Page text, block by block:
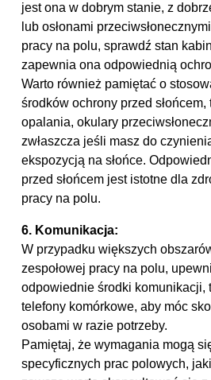
jest ona w dobrym stanie, z
lub osłonami
pracy na polu, sprawdź stan
zapewnia ona odpowiednią
Warto również pamiętać o
środków ochrony przed
opalania, okulary
zwłaszcza jeśli masz do
ekspozycją na słońce.
przed słońcem jest istotne dla
pracy na polu.
6. Komunikacja:
W przypadku większych
zespołowej pracy na polu,
odpowiednie środki komunikacji,
telefony komórkowe, aby móc
osobami w razie potrzeby.
Pamiętaj, że wymagania mogą
specyficznych prac polowych,